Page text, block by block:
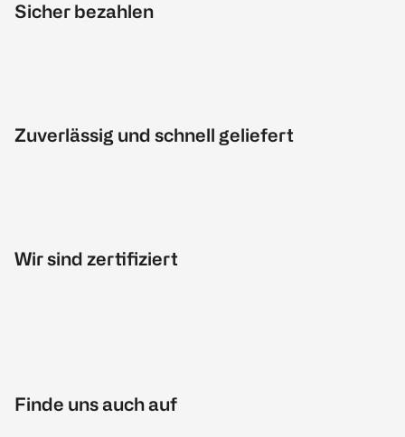
Sicher bezahlen
Zuverlässig und schnell geliefert
Wir sind zertifiziert
Finde uns auch auf